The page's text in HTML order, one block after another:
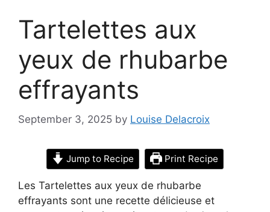
Tartelettes aux
yeux de rhubarbe
effrayants
September 3, 2025 by Louise Delacroix
Jump to Recipe Print Recipe
Les Tartelettes aux yeux de rhubarbe
effrayants sont une recette délicieuse et